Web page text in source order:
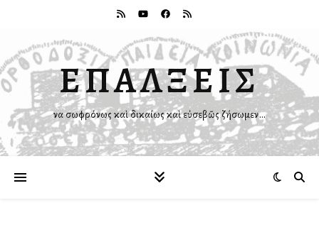
ΕΠΑΛΞΕΙΣ
Ἵνα σωφρόνως καὶ δικαίως καὶ εὐσεβῶς ζήσωμεν…